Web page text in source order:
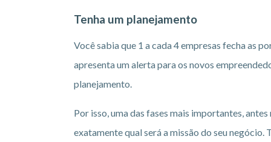
Tenha um planejamento
Você sabia que 1 a cada 4 empresas fecha as
apresenta um alerta para os novos
planejamento.
Por isso, uma das fases mais importantes,
exatamente qual será a missão do seu